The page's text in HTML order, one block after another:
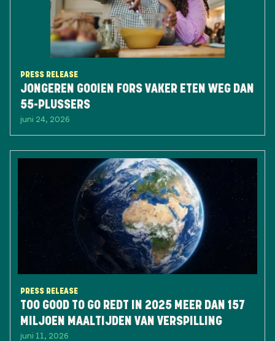
PRESS RELEASE
JONGEREN GOOIEN FORS VAKER ETEN WEG DAN
55-PLUSSERS
juni 24, 2026
PRESS RELEASE
TOO GOOD TO GO REDT IN 2025 MEER DAN 157
MILJOEN MAALTIJDEN VAN VERSPILLING
juni 11, 2026